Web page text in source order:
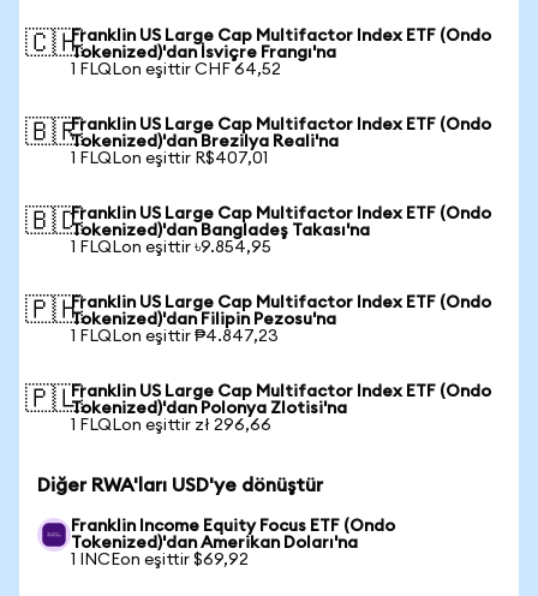
🇨🇭Franklin US Large Cap Multifactor Index ETF (Ondo
Tokenized)'dan İsviçre Frangı'na
1 FLQLon eşittir CHF 64,52
🇧🇷Franklin US Large Cap Multifactor Index ETF (Ondo
Tokenized)'dan Brezilya Reali'na
1 FLQLon eşittir R$407,01
🇧🇩Franklin US Large Cap Multifactor Index ETF (Ondo
Tokenized)'dan Bangladeş Takası'na
1 FLQLon eşittir ৳9.854,95
🇵🇭Franklin US Large Cap Multifactor Index ETF (Ondo
Tokenized)'dan Filipin Pezosu'na
1 FLQLon eşittir ₱4.847,23
🇵🇱Franklin US Large Cap Multifactor Index ETF (Ondo
Tokenized)'dan Polonya Zlotisi'na
1 FLQLon eşittir zł 296,66
Diğer RWA'ları USD'ye dönüştür
Franklin Income Equity Focus ETF (Ondo
Tokenized)'dan Amerikan Doları'na
1 INCEon eşittir $69,92